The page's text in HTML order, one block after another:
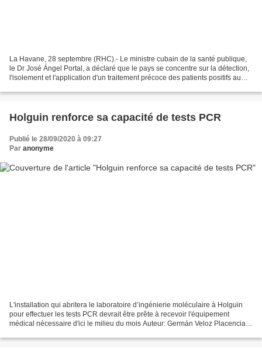
La Havane, 28 septembre (RHC).- Le ministre cubain de la santé publique,
le Dr José Ángel Portal, a déclaré que le pays se concentre sur la détection,
l'isolement et l'application d'un traitement précoce des patients positifs au
Holguin renforce sa capacité de tests PCR
Publié le 28/09/2020 à 09:27
Par anonyme
L'installation qui abritera le laboratoire d’ingénierie moléculaire à Holguin
pour effectuer les tests PCR devrait être prête à recevoir l'équipement
médical nécessaire d'ici le milieu du mois Auteur: Germán Veloz Placencia |